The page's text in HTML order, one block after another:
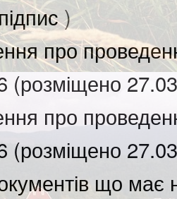
)
про
(розміщено
про
(розміщено
що має